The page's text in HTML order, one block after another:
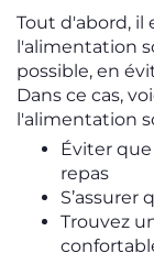
Tout d'abord, il
l'alimentation
possible, en
Dans ce cas,
l'alimentation
Éviter
repas
Trouvez